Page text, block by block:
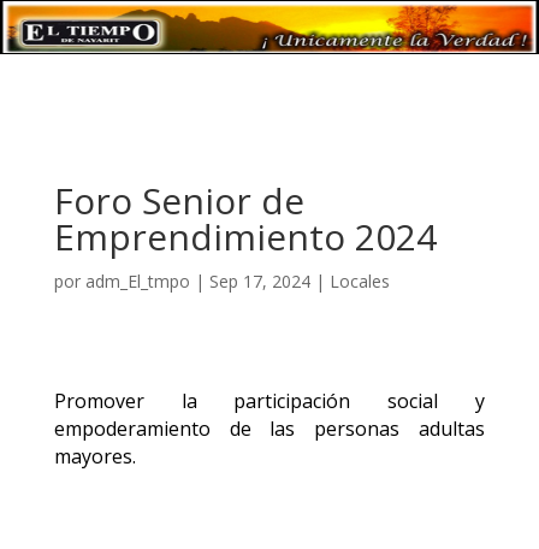
Foro Senior de
Emprendimiento 2024
por adm_El_tmpo | Sep 17, 2024| Locales
Promover la participación social y
empoderamiento de las personas adultas
mayores.